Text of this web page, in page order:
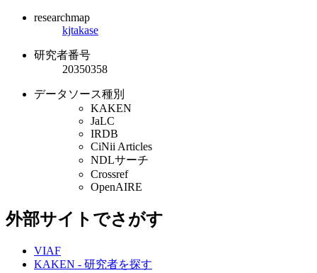
researchmap
kjtakase
研究者番号
20350358
データソース種別
KAKEN
JaLC
IRDB
CiNii Articles
NDLサーチ
Crossref
OpenAIRE
外部サイトでさがす
VIAF
KAKEN - 研究者を探す